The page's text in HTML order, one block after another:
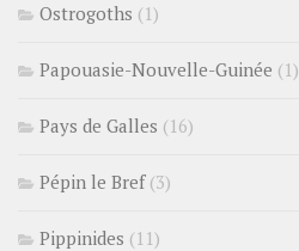
Ostrogoths (1)
Papouasie-Nouvelle-Guinée (1)
Pays de Galles (16)
Pépin le Bref(3)
Pippinides (11)